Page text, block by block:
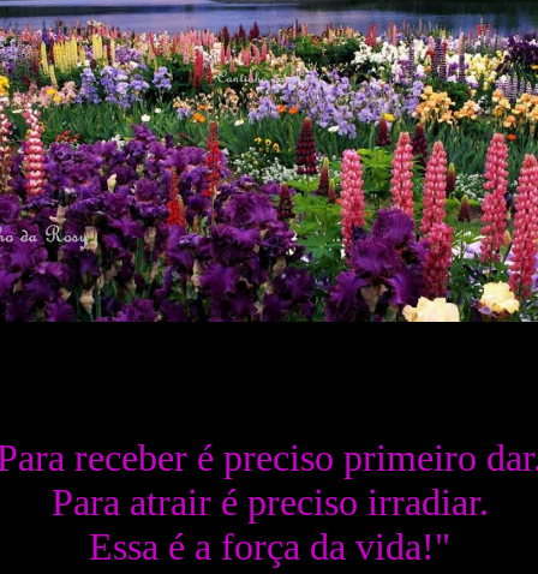
receber é preciso primeiro
Para atrair é preciso irradiar.
Essa é a força da vida!"